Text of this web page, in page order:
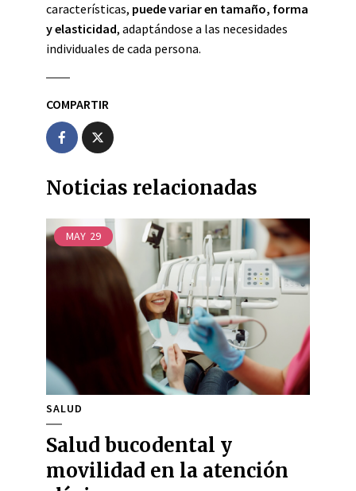
características, puede variar en tamaño, forma
y elasticidad, adaptándose a las necesidades
individuales de cada persona.
COMPARTIR
Noticias relacionadas
MAY 29
SALUD
Salud bucodental y
movilidad en la atención